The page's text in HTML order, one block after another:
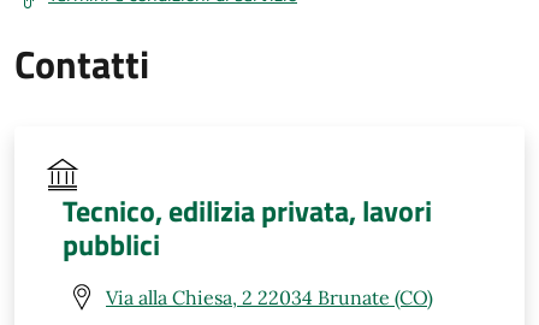
Contatti
Tecnico, edilizia privata, lavori
pubblici
Via alla Chiesa, 2 22034 Brunate (CO)